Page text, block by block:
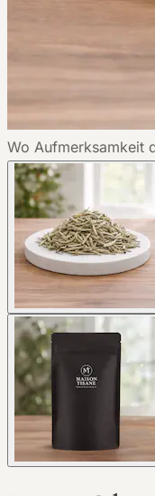
Wo Aufmerksamkeit